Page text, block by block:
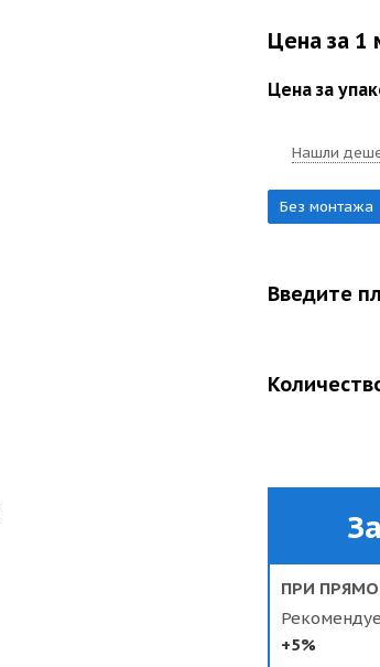
Цена за 1
Цена за
Нашли
Без монтажа
Введите
ПРИ
+5%